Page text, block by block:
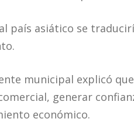
país asiático se
municipal explicó
generar
económico.